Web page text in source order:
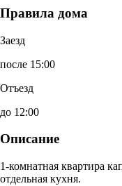
Правила дома
Заезд
после 15:00
Отъезд
до 12:00
Описание
1-комнатная квартира
отдельная кухня.